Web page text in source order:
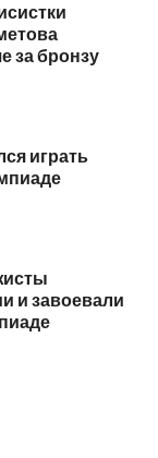
за бронзу
играть
и завоевали